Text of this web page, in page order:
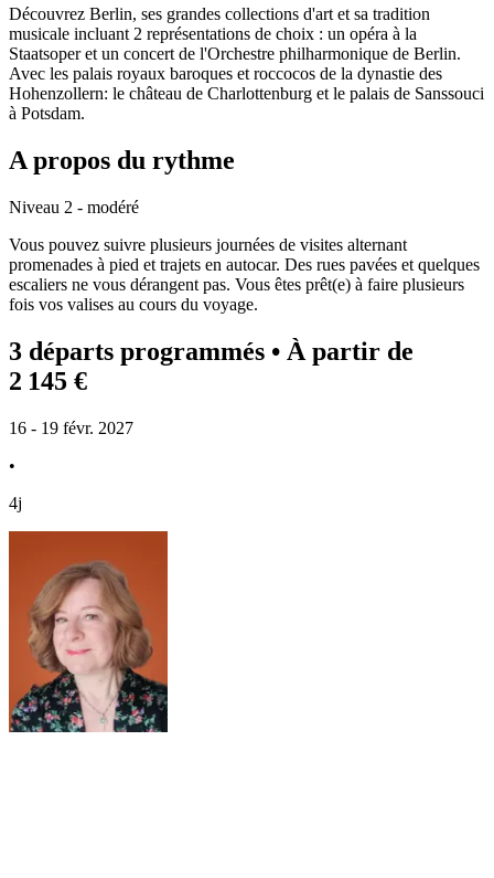
Découvrez Berlin, ses grandes collections d'art et sa tradition
musicale incluant 2 représentations de choix : un opéra à la
Staatsoper et un concert de l'Orchestre philharmonique de Berlin.
Avec les palais royaux baroques et roccocos de la dynastie des
Hohenzollern: le château de Charlottenburg et le palais de Sanssouci
à Potsdam.
A propos du rythme
Niveau 2 - modéré
Vous pouvez suivre plusieurs journées de visites alternant
promenades à pied et trajets en autocar. Des rues pavées et quelques
escaliers ne vous dérangent pas. Vous êtes prêt(e) à faire plusieurs
fois vos valises au cours du voyage.
3 départs programmés • À partir de
2 145 €
16 - 19 févr. 2027
•
4j